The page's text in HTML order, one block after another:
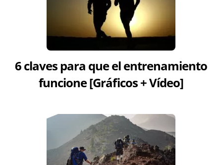
6 claves para que el entrenamiento
funcione [Gráficos + Vídeo]